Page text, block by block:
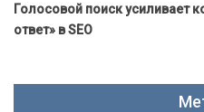
Голосовой поиск усиливает
ответ» в SEO